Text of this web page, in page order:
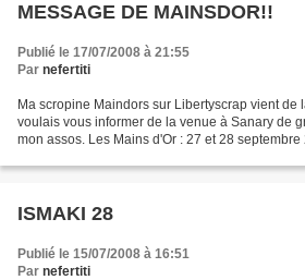
MESSAGE DE MAINSDOR!!
Publié le 17/07/2008 à 21:55
Par nefertiti
Ma scropine Maindors sur Libertyscrap vient de
voulais vous informer de la venue à Sanary de
mon assos. Les Mains d'Or : 27 et 28
ISMAKI 28
Publié le 15/07/2008 à 16:51
Par nefertiti